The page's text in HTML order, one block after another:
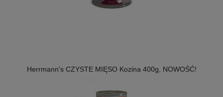
Herrmann's CZYSTE MIĘSO Kozina 400g, NOWOŚĆ!